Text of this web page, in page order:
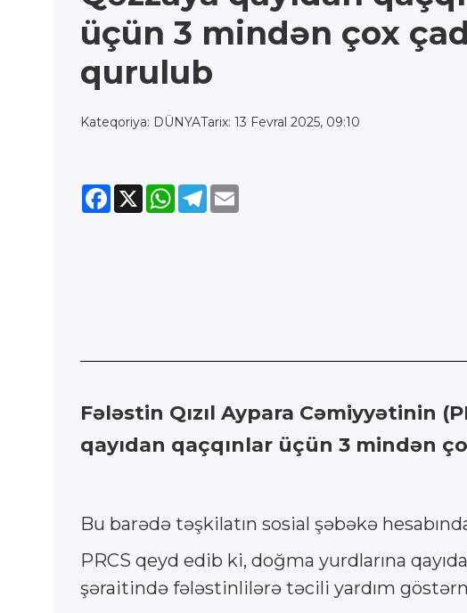
üçün 3 mindən çox
qurulub
Kateqoriya: DÜNYATarix: 13 Fevral 2025, 09:10
Facebook
X WhatsApp
Telegram
Fələstin Qızıl Aypara Cəmiyyətinin
qayıdan qaçqınlar üçün 3 mindən
Bu barədə təşkilatın sosial şəbəkə
PRCS qeyd edib ki, doğma yurdlarına
şəraitində fələstinlilərə təcili yardım